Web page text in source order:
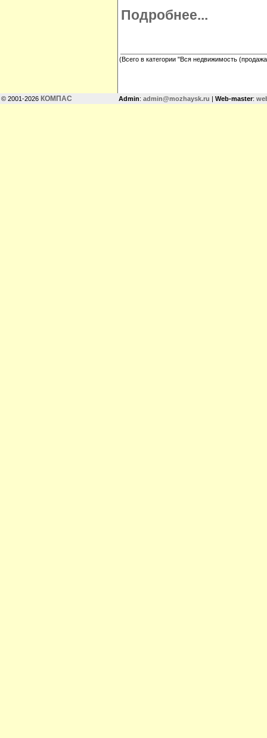
Подробнее...
(Всего в категории "Вся недвижимость
© 2001-2026 КОМПАС Admin: admin@mozhaysk.ru | Web-master: